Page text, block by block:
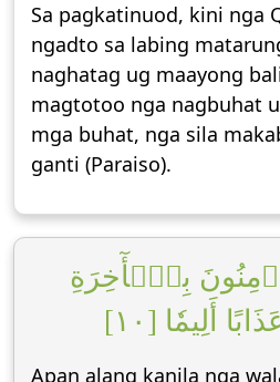
Sa pagkatinuod, kini nga
ngadto sa labing
naghatag ug maayong
magtotoo nga nagbuhat
mga buhat, nga sila
ganti (Paraiso).
بِٱلۡأٓخِرَةِ
أَلِيمٗا [١٠]
Apan alang kanila nga